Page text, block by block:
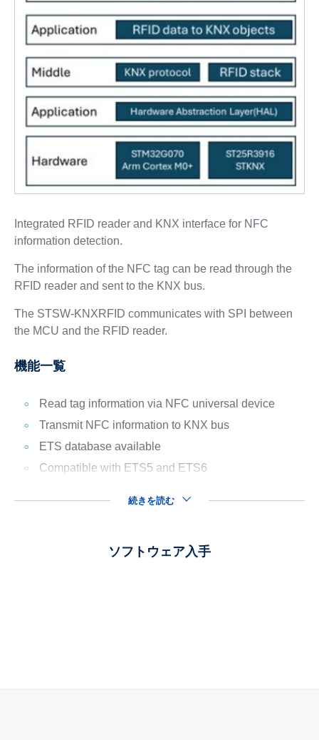
Integrated RFID reader and KNX interface for NFC
information detection.
The information of the NFC tag can be read through the
RFID reader and sent to the KNX bus.
The STSW-KNXRFID communicates with SPI between
the MCU and the RFID reader.
機能一覧
Read tag information via NFC universal device
Transmit NFC information to KNX bus
ETS database available
Compatible with ETS5 and ETS6
続きを読む
ソフトウェア入手